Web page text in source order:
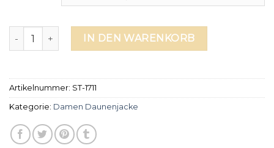
damen daunenjacke MengeIN DEN WARENKORB
Artikelnummer: ST-1711
Kategorie: Damen Daunenjacke